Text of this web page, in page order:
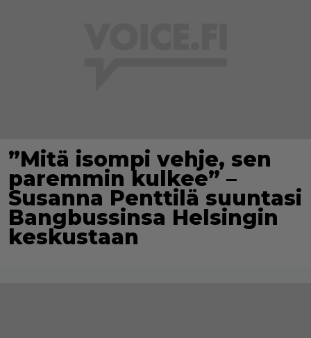
”Mitä isompi vehje, sen
paremmin kulkee” –
Susanna Penttilä suuntasi
Bangbussinsa Helsingin
keskustaan